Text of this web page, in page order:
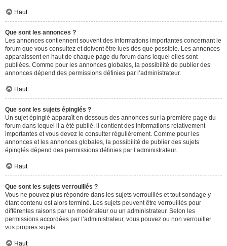
Haut
Que sont les annonces ?
Les annonces contiennent souvent des informations importantes concernant le
forum que vous consultez et doivent être lues dès que possible. Les annonces
apparaissent en haut de chaque page du forum dans lequel elles sont
publiées. Comme pour les annonces globales, la possibilité de publier des
annonces dépend des permissions définies par l’administrateur.
Haut
Que sont les sujets épinglés ?
Un sujet épinglé apparaît en dessous des annonces sur la première page du
forum dans lequel il a été publié. il contient des informations relativement
importantes et vous devez le consulter régulièrement. Comme pour les
annonces et les annonces globales, la possibilité de publier des sujets
épinglés dépend des permissions définies par l’administrateur.
Haut
Que sont les sujets verrouillés ?
Vous ne pouvez plus répondre dans les sujets verrouillés et tout sondage y
étant contenu est alors terminé. Les sujets peuvent être verrouillés pour
différentes raisons par un modérateur ou un administrateur. Selon les
permissions accordées par l’administrateur, vous pouvez ou non verrouiller
vos propres sujets.
Haut